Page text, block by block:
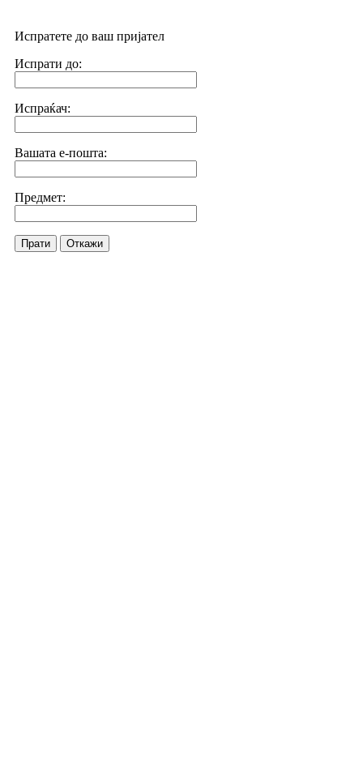
Испратете до ваш пријател
Испрати до:
Испраќач:
Вашата е-пошта:
Предмет:
Прати Откажи